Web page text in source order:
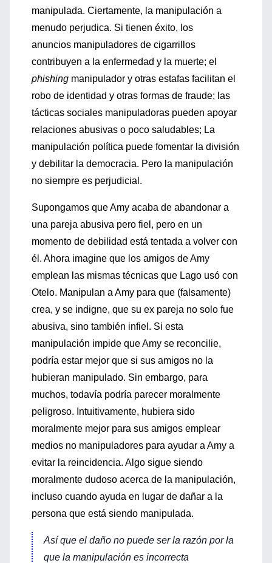
manipulada. Ciertamente, la manipulación a
menudo perjudica. Si tienen éxito, los
anuncios manipuladores de cigarrillos
contribuyen a la enfermedad y la muerte; el
phishing manipulador y otras estafas facilitan el
robo de identidad y otras formas de fraude; las
tácticas sociales manipuladoras pueden apoyar
relaciones abusivas o poco saludables; La
manipulación política puede fomentar la división
y debilitar la democracia. Pero la manipulación
no siempre es perjudicial.
Supongamos que Amy acaba de abandonar a
una pareja abusiva pero fiel, pero en un
momento de debilidad está tentada a volver con
él. Ahora imagine que los amigos de Amy
emplean las mismas técnicas que Lago usó con
Otelo. Manipulan a Amy para que (falsamente)
crea, y se indigne, que su ex pareja no solo fue
abusiva, sino también infiel. Si esta
manipulación impide que Amy se reconcilie,
podría estar mejor que si sus amigos no la
hubieran manipulado. Sin embargo, para
muchos, todavía podría parecer moralmente
peligroso. Intuitivamente, hubiera sido
moralmente mejor para sus amigos emplear
medios no manipuladores para ayudar a Amy a
evitar la reincidencia. Algo sigue siendo
moralmente dudoso acerca de la manipulación,
incluso cuando ayuda en lugar de dañar a la
persona que está siendo manipulada.
Así que el daño no puede ser la razón por la
que la manipulación es incorrecta